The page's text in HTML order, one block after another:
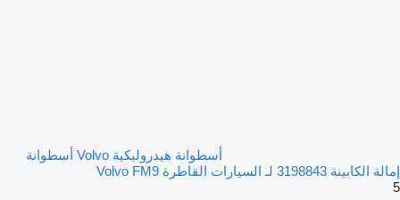
أسطوانة هيدروليكية Volvo أسطوانة
إمالة الكابينة 3198843 لـ السيارات القاطرة Volvo FM9
5